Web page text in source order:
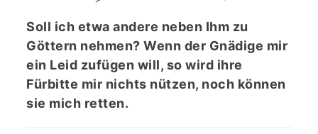
Soll ich etwa andere neben Ihm zu
Göttern nehmen? Wenn der Gnädige mir
ein Leid zufügen will, so wird ihre
Fürbitte mir nichts nützen, noch können
sie mich retten.